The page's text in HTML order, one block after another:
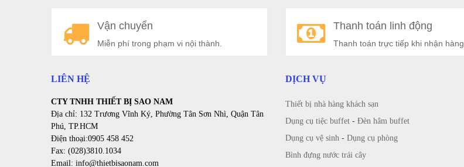
Vận chuyển
Miễn phí trong phạm vi nội thành.
LIÊN HỆ
CTY TNHH THIẾT BỊ SAO NAM
Địa chỉ: 132 Trương Vĩnh Ký, Phường Tân Sơn Nhì, Quận Tân
Phú, TP.HCM
Điện thoại:0905 458 452
Fax: (028)3810.1034
Email: info@thietbisaonam.com
Thanh toán linh động
Thanh toán trực tiếp khi nhận hàng
DỊCH VỤ
Thiết bị nhà hàng khách sạn
Dụng cụ tiệc buffet - Đèn hâm buffet
Dụng cụ vệ sinh - Dụng cụ phòng
Bình đựng nước trái cây